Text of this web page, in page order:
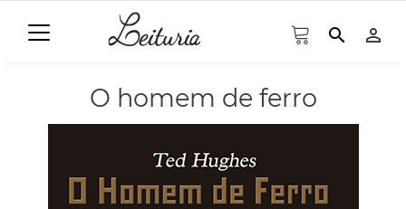
search person_outline
O homem de ferro